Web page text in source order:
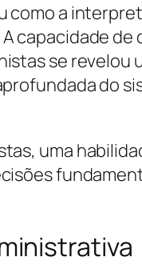
como a
capacidade de
se revelou
do
uma